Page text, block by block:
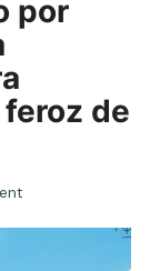
por
de